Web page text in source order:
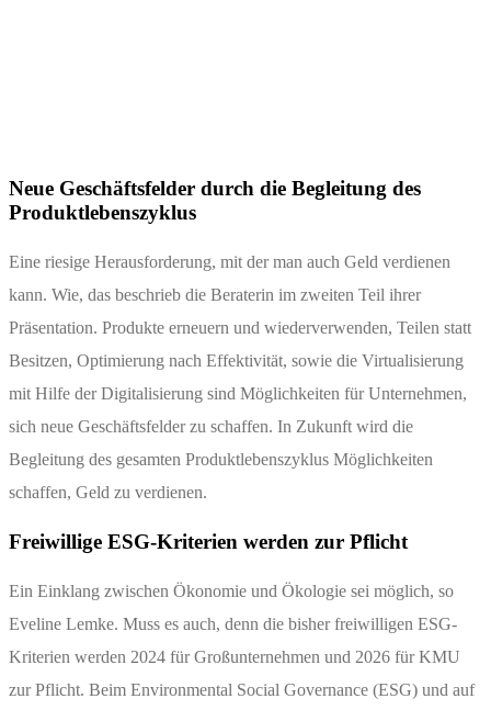
Neue Geschäftsfelder durch die Begleitung des
Produktlebenszyklus
Eine riesige Herausforderung, mit der man auch Geld verdienen
kann. Wie, das beschrieb die Beraterin im zweiten Teil ihrer
Präsentation. Produkte erneuern und wiederverwenden, Teilen statt
Besitzen, Optimierung nach Effektivität, sowie die Virtualisierung
mit Hilfe der Digitalisierung sind Möglichkeiten für Unternehmen,
sich neue Geschäftsfelder zu schaffen. In Zukunft wird die
Begleitung des gesamten Produktlebenszyklus Möglichkeiten
schaffen, Geld zu verdienen.
Freiwillige ESG-Kriterien werden zur Pflicht
Ein Einklang zwischen Ökonomie und Ökologie sei möglich, so
Eveline Lemke. Muss es auch, denn die bisher freiwilligen ESG-
Kriterien werden 2024 für Großunternehmen und 2026 für KMU
zur Pflicht. Beim Environmental Social Governance (ESG) und auf